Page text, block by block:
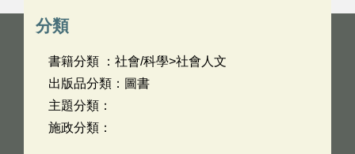
分類
書籍分類 ：社會/科學>社會人文
出版品分類：圖書
主題分類：
施政分類：